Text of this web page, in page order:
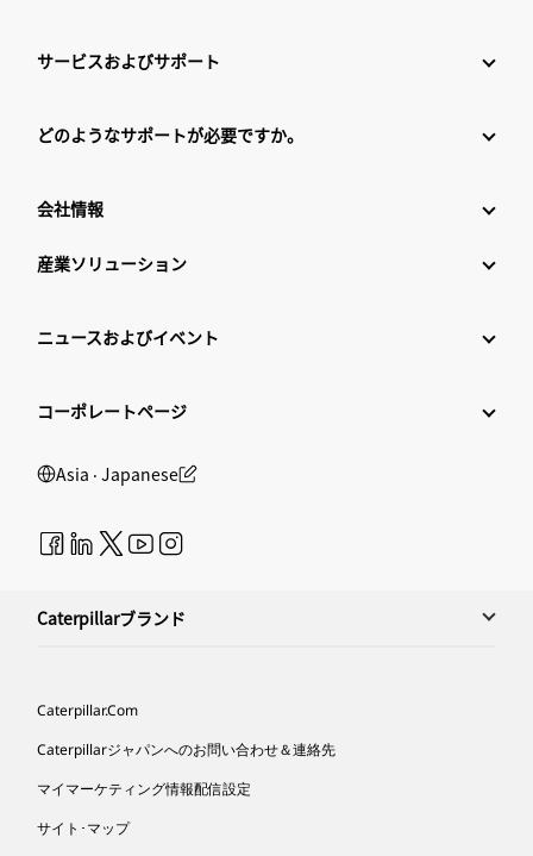
サービスおよびサポート
どのようなサポートが必要ですか。
会社情報
産業ソリューション
ニュースおよびイベント
コーポレートページ
Asia ‧ Japanese
Caterpillarブランド
Caterpillar.com
Caterpillarジャパンへのお問い合わせ＆連絡先
マイマーケティング情報配信設定
サイト･マップ